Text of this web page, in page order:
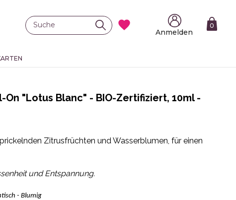

Anmelden
0
On "Lotus Blanc" - BIO-Zertifiziert, 10ml -
Zitrusfrüchten und Wasserblumen, für einen
und Entspannung.
- Blumig